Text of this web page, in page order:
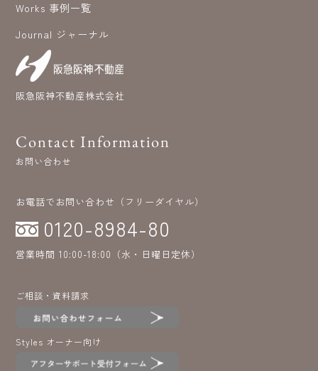
Works 事例一覧
Journal ジャーナル
阪急阪神不動産株式会社
Contact Information
お問い合わせ
お電話でお問い合わせ（フリーダイヤル）
0120-8984-80
営業時間 10:00-18:00（水・日曜日定休）
ご相談・資料請求
Styles オーナー向け